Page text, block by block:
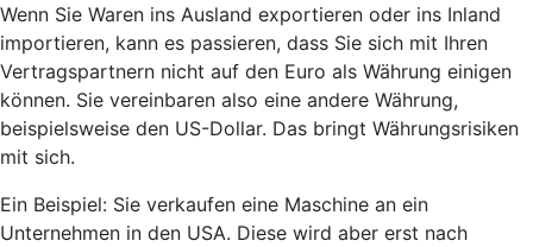
Wenn Sie Waren ins Ausland exportieren oder ins Inland
importieren, kann es passieren, dass Sie sich mit Ihren
Vertragspartnern nicht auf den Euro als Währung einigen
können. Sie vereinbaren also eine andere Währung,
beispielsweise den US-Dollar. Das bringt Währungsrisiken
mit sich.
Ein Beispiel: Sie verkaufen eine Maschine an ein
Unternehmen in den USA. Diese wird aber erst nach